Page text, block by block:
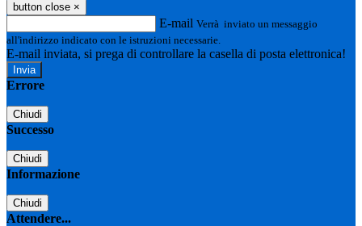
button close ×
E-mail Verrà inviato un messaggio
all'indirizzo indicato con le istruzioni necessarie.
E-mail inviata, si prega di controllare la casella di posta elettronica!
Errore
Chiudi
Successo
Chiudi
Informazione
Chiudi
Attendere...